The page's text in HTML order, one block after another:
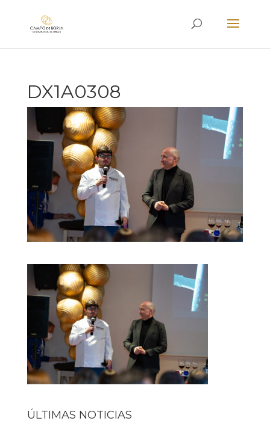
DX1A0308
ÚLTIMAS NOTICIAS